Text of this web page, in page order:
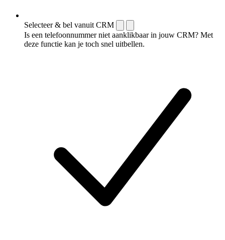
Selecteer & bel vanuit CRM
Is een telefoonnummer niet aanklikbaar in jouw CRM? Met
deze functie kan je toch snel uitbellen.